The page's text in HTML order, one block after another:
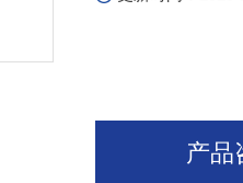
产品